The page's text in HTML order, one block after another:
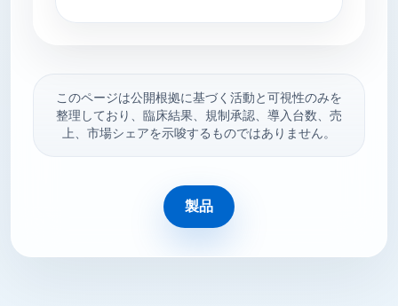
このページは公開根拠に基づく活動と可視性のみを
整理しており、臨床結果、規制承認、導入台数、売
上、市場シェアを示唆するものではありません。
製品